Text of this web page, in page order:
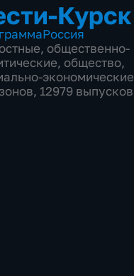
Курск
Россия
, общественно-
, общество,
экономические
12979 выпусков